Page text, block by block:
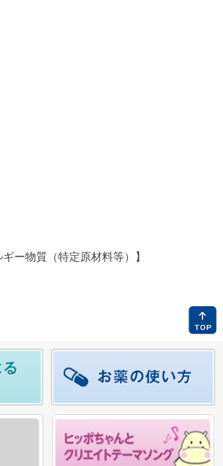
ー物質（特定原材料等）】